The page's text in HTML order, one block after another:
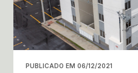
PUBLICADO EM 06/12/2021